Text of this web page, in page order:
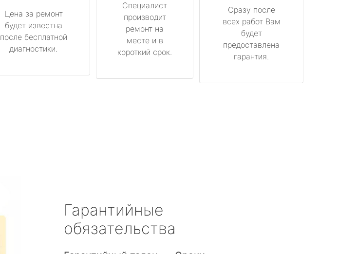
Цена за ремонт
будет известна
после бесплатной
диагностики.
Специалист
производит
ремонт на
месте и в
короткий срок.
Сразу после
всех работ Вам
будет
предоставлена
гарантия.
Гарантийные
обязательства